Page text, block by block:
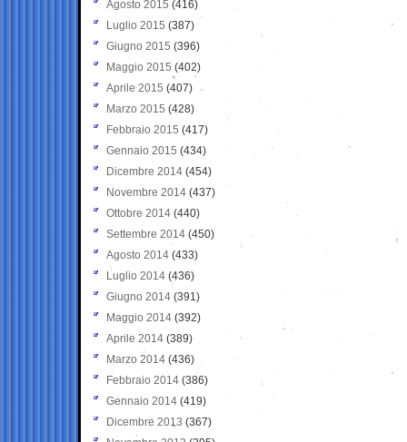
Agosto 2015 (416)
Luglio 2015 (387)
Giugno 2015 (396)
Maggio 2015 (402)
Aprile 2015 (407)
Marzo 2015 (428)
Febbraio 2015 (417)
Gennaio 2015 (434)
Dicembre 2014 (454)
Novembre 2014 (437)
Ottobre 2014 (440)
Settembre 2014 (450)
Agosto 2014 (433)
Luglio 2014 (436)
Giugno 2014 (391)
Maggio 2014 (392)
Aprile 2014 (389)
Marzo 2014 (436)
Febbraio 2014 (386)
Gennaio 2014 (419)
Dicembre 2013 (367)